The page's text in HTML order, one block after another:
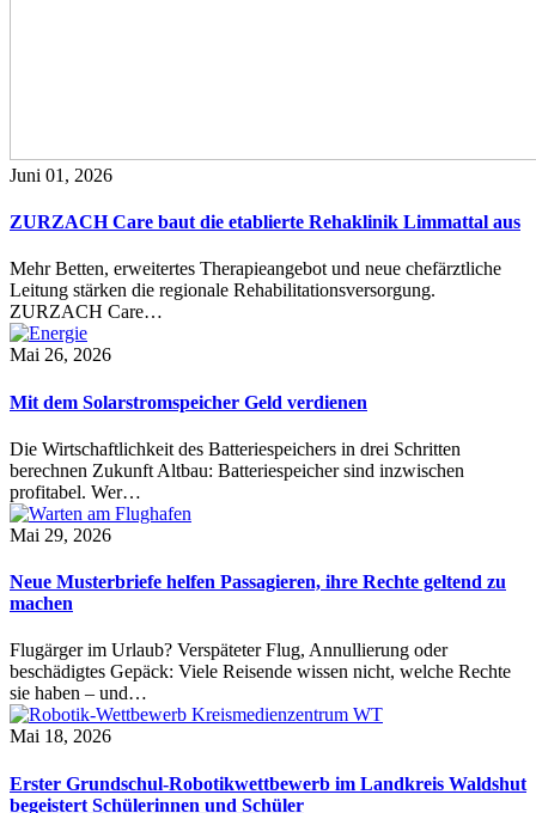
Juni 01, 2026
ZURZACH Care baut die etablierte Rehaklinik Limmattal aus
Mehr Betten, erweitertes Therapieangebot und neue chefärztliche
Leitung stärken die regionale Rehabilitationsversorgung.
ZURZACH Care…
Mai 26, 2026
Mit dem Solarstromspeicher Geld verdienen
Die Wirtschaftlichkeit des Batteriespeichers in drei Schritten
berechnen Zukunft Altbau: Batteriespeicher sind inzwischen
profitabel. Wer…
Mai 29, 2026
Neue Musterbriefe helfen Passagieren, ihre Rechte geltend zu
machen
Flugärger im Urlaub? Verspäteter Flug, Annullierung oder
beschädigtes Gepäck: Viele Reisende wissen nicht, welche Rechte
sie haben – und…
Mai 18, 2026
Erster Grundschul-Robotikwettbewerb im Landkreis Waldshut
begeistert Schülerinnen und Schüler